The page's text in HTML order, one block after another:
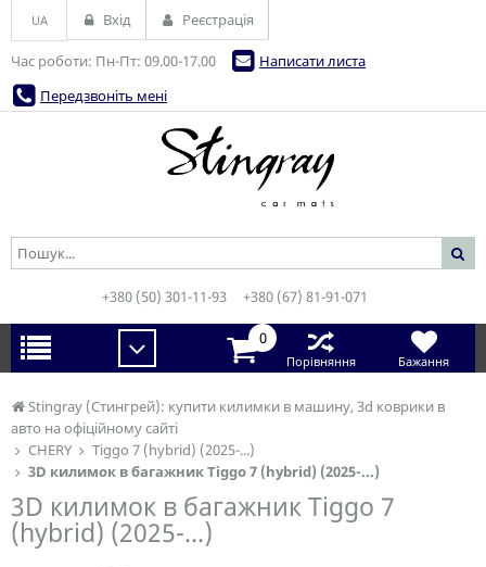
Stingray (Стингрей): купити килимки в машину, 3d коврики в
авто на офіційному сайті
CHERY
Tiggo 7 (hybrid) (2025-...)
3D килимок в багажник Tiggo 7 (hybrid) (2025-...)
3D килимок в багажник Tiggo 7
(hybrid) (2025-...)
Час роботи: Пн-Пт: 09.00-17.00
Написати листа
Передзвоніть мені
UA Вхід Реєстрація
+380 (50) 301-11-93 +380 (67) 81-91-071
0
Порівняння Бажання